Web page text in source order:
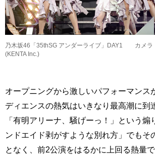
乃木坂46「35thSG アンダーライブ」DAY1 カメラ
(KENTA Inc.)
オープニングから激しいパフォーマンス
ディエンスの熱気はいきなり最高潮に到
「有明アリーナ、騒げーっ！」という煽
ンドエイド剥がすような別れ方」でもそ
となく、前2公演をはるかに上回る熱量